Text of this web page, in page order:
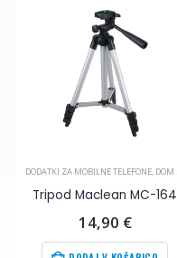
DODATKI ZA MOBILNE TELEFONE, DOM IN OPREMA
Tripod Maclean MC-164
14,90 €